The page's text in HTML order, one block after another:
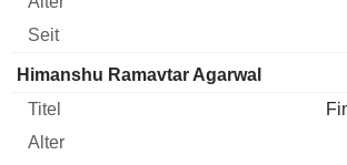
Himanshu Ramavtar Agarwal